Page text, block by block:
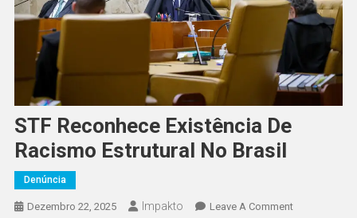
STF Reconhece Existência De
Racismo Estrutural No Brasil
Denúncia
Dezembro 22, 2025 Impakto Leave A CommentOn